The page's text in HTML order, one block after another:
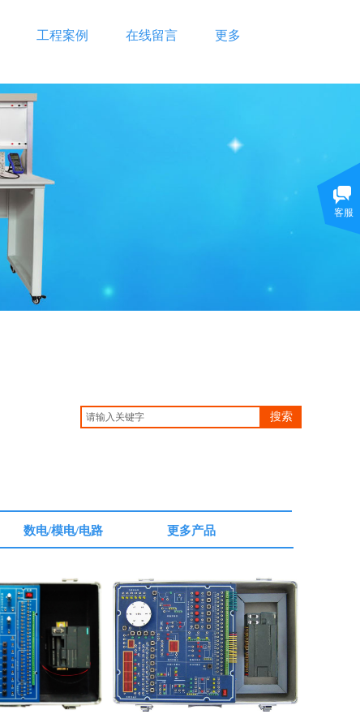
工程案例 在线留言 更多
搜索
数电/模电/电路 更多产品
客服